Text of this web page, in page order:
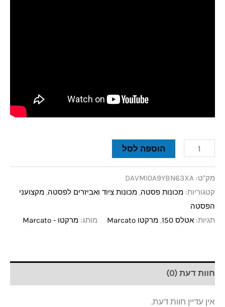
הוספה לסל
מק"ט: DAVMI0A9YBN63XA
קטגוריות: מכונות פסטה, מכונות ציוד ואביזרים לפסטה, מקצועני
הפסטה
תגיות: אטלס 150 , מרקטו Marcato מותג: מרקטו - Marcato
חוות דעת (0)
אין עדיין חוות דעת.